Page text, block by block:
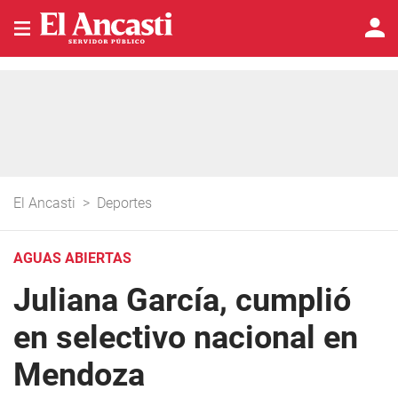
El Ancasti > Deportes
AGUAS ABIERTAS
Juliana García, cumplió
en selectivo nacional en
Mendoza